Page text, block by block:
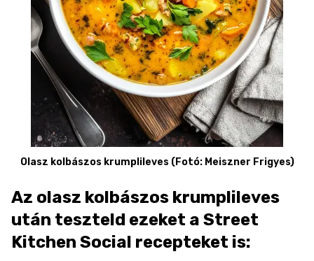
Olasz kolbászos krumplileves (Fotó: Meiszner Frigyes)
Az olasz kolbászos krumplileves
után teszteld ezeket a Street
Kitchen Social recepteket is: